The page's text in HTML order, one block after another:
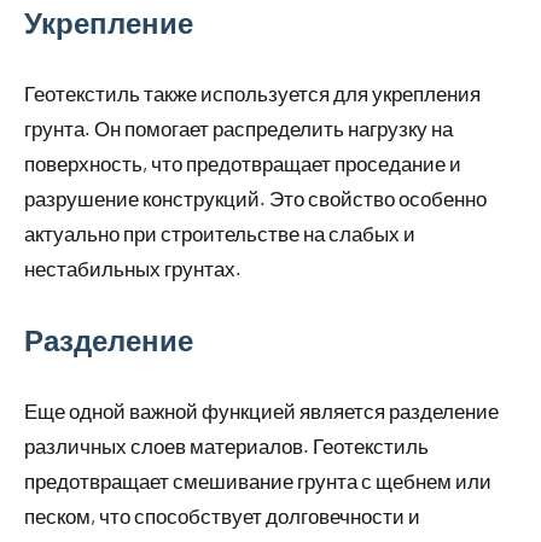
Укрепление
Геотекстиль также используется для укрепления
грунта. Он помогает распределить нагрузку на
поверхность, что предотвращает проседание и
разрушение конструкций. Это свойство особенно
актуально при строительстве на слабых и
нестабильных грунтах.
Разделение
Еще одной важной функцией является разделение
различных слоев материалов. Геотекстиль
предотвращает смешивание грунта с щебнем или
песком, что способствует долговечности и